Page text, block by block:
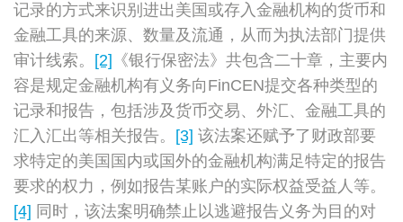
记录的方式来识别进出美国或存入金融机构的货币和
金融工具的来源、数量及流通，从而为执法部门提供
审计线索。 [2] 《银行保密法》共包含二十章，主要内
容是规定金融机构有义务向FinCEN提交各种类型的
记录和报告，包括涉及货币交易、外汇、金融工具的
汇入汇出等相关报告。 [3] 该法案还赋予了财政部要
求特定的美国国内或国外的金融机构满足特定的报告
要求的权力，例如报告某账户的实际权益受益人等。
[4] 同时，该法案明确禁止以逃避报告义务为目的对